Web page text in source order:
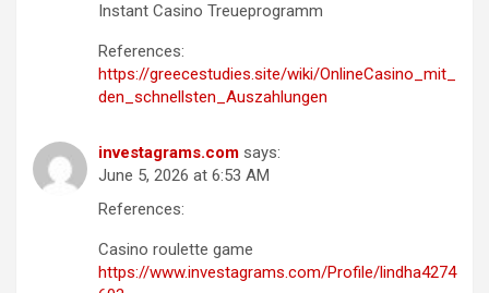
Instant Casino Treueprogramm
References:
https://greecestudies.site/wiki/OnlineCasino_mit_
den_schnellsten_Auszahlungen
investagrams.com says:
June 5, 2026 at 6:53 AM
References:
Casino roulette game
https://www.investagrams.com/Profile/lindha4274